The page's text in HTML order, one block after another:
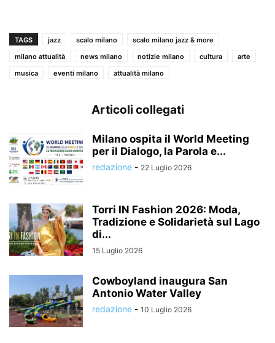
TAGS jazz scalo milano
scalo milano jazz & more
milano attualità
news milano notizie milano cultura
arte
musica
eventi milano attualità milano
Articoli collegati
Milano ospita il World Meeting
per il Dialogo, la Parola e...
redazione - 22 Luglio 2026
Torri IN Fashion 2026: Moda,
Tradizione e Solidarietà sul Lago
di...
15 Luglio 2026
Cowboyland inaugura San
Antonio Water Valley
redazione - 10 Luglio 2026